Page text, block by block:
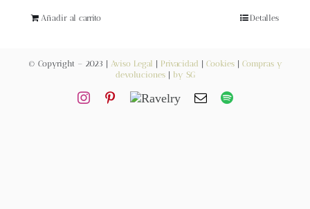
Newsletter
Añadir al carrito Detalles
© Copyright – 2023 | Aviso Legal Privacidad Cookies| Compras y
devoluciones| by SG